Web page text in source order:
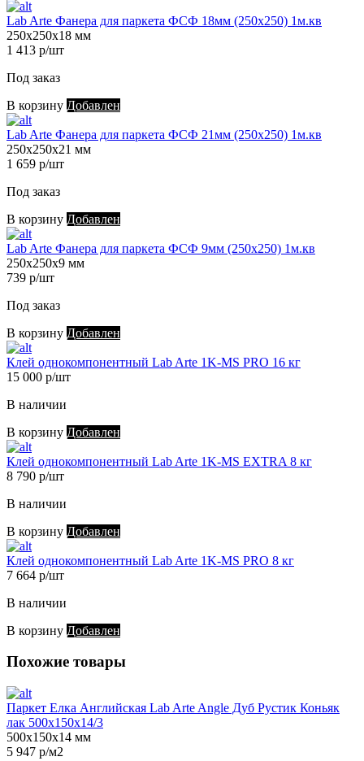
Lab Arte Фанера для паркета ФСФ 18мм (250х250) 1м.кв
250х250х18 мм
1 413 р/шт
Под заказ
В корзину Добавлен
Lab Arte Фанера для паркета ФСФ 21мм (250х250) 1м.кв
250х250х21 мм
1 659 р/шт
Под заказ
В корзину Добавлен
Lab Arte Фанера для паркета ФСФ 9мм (250х250) 1м.кв
250х250х9 мм
739 р/шт
Под заказ
В корзину Добавлен
Клей однокомпонентный Lab Arte 1K-MS PRO 16 кг
15 000 р/шт
В наличии
В корзину Добавлен
Клей однокомпонентный Lab Arte 1K-MS EXTRA 8 кг
8 790 р/шт
В наличии
В корзину Добавлен
Клей однокомпонентный Lab Arte 1K-MS PRO 8 кг
7 664 р/шт
В наличии
В корзину Добавлен
Похожие товары
Паркет Елка Английская Lab Arte Angle Дуб Рустик Коньяк
лак 500х150х14/3
500х150х14 мм
5 947 р/м2